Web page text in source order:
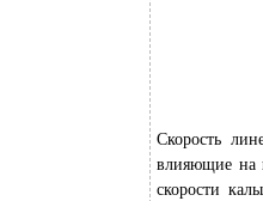
Скорость
влияющие на
скорости